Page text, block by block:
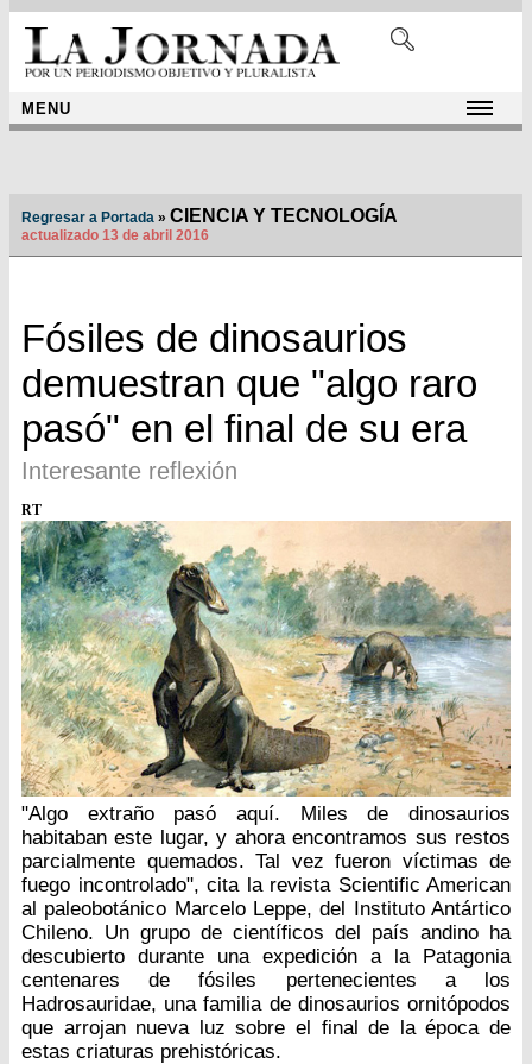
MENU
Regresar a Portada » CIENCIA Y TECNOLOGÍA
actualizado 13 de abril 2016
Fósiles de dinosaurios
demuestran que "algo raro
pasó" en el final de su era
Interesante reflexión
RT
"Algo extraño pasó aquí. Miles de dinosaurios
habitaban este lugar, y ahora encontramos sus restos
parcialmente quemados. Tal vez fueron víctimas de
fuego incontrolado", cita la revista Scientific American
al paleobotánico Marcelo Leppe, del Instituto Antártico
Chileno. Un grupo de científicos del país andino ha
descubierto durante una expedición a la Patagonia
centenares de fósiles pertenecientes a los
Hadrosauridae, una familia de dinosaurios ornitópodos
que arrojan nueva luz sobre el final de la época de
estas criaturas prehistóricas.